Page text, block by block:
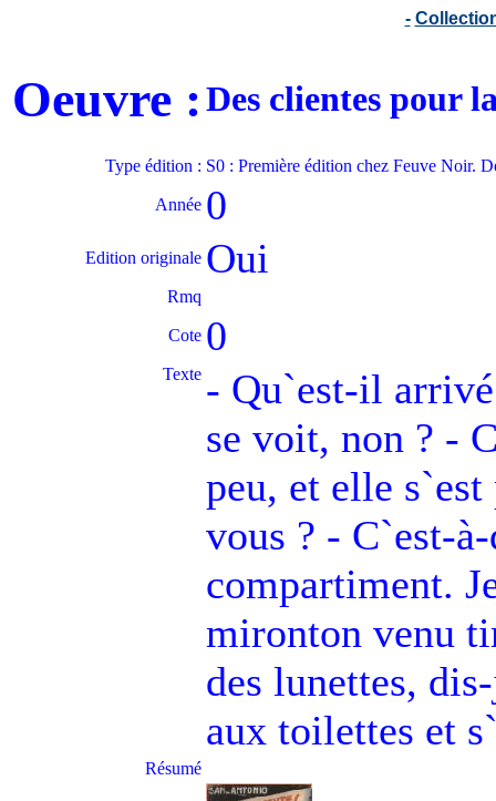
-
Oeuvre :Des clientes pour
Type édition : S0 : Première édition chez Feuve Noir.
Année 0
Edition originale Oui
Rmq
Cote 0
Texte - Qu`est-il
se voit, non ? -
peu, et elle
vous ? - C`est-
compartiment.
mironton venu
des lunettes,
aux toilettes et
Résumé